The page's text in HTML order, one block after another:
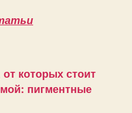
которых стоит
пигментные